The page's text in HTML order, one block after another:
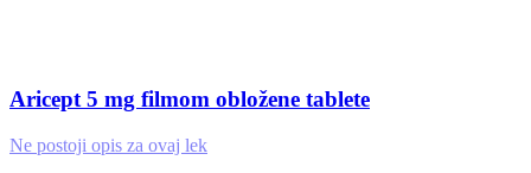
Aricept 5 mg filmom obložene tablete
Ne postoji opis za ovaj lek